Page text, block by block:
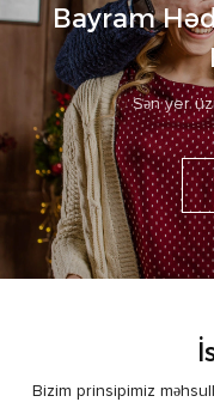
Bayram
Sən yer
Bizim prinsipimiz